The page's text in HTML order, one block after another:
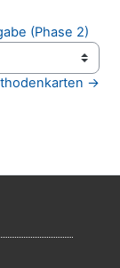
(Phase 2)
→